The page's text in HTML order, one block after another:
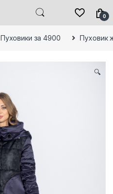
0
Пуховики за 4900 Пуховик
🔍